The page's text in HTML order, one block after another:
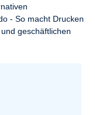
- So macht Drucken
geschäftlichen